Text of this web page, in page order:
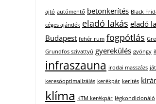
ajtó autómentő betonkerítés Black
céges ajándék eladó lakás eladó
Budapest fehér rum fogpótlás
Grundfos szivattyú gyerekülés gyöngy
infraszauna irodai masszázs
keresőoptimalizálás kerékpár kerítés
klíma KTM kerékpár légkondicionáló